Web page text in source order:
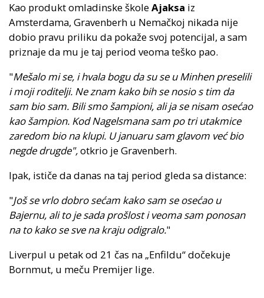
Kao produkt omladinske školeAjaksa iz
Amsterdama, Gravenberh u Nemačkoj nikada nije
dobio pravu priliku da pokaže svoj potencijal, a sam
priznaje da mu je taj period veoma teško pao.
"Mešalo mi se, i hvala bogu da su se u Minhen preselili
i moji roditelji. Ne znam kako bih se nosio s tim da
sam bio sam. Bili smo šampioni, ali ja se nisam osećao
kao šampion. Kod Nagelsmana sam po tri utakmice
zaredom bio na klupi. U januaru sam glavom već bio
negde drugde",otkrio je Gravenberh.
Ipak, ističe da danas na taj period gleda sa distance:
"Još se vrlo dobro sećam kako sam se osećao u
Bajernu, ali to je sada prošlost i veoma sam ponosan
na to kako se sve na kraju odigralo."
Liverpul u petak od 21 čas na „Enfildu“ dočekuje
Bornmut, u meču Premijer lige.